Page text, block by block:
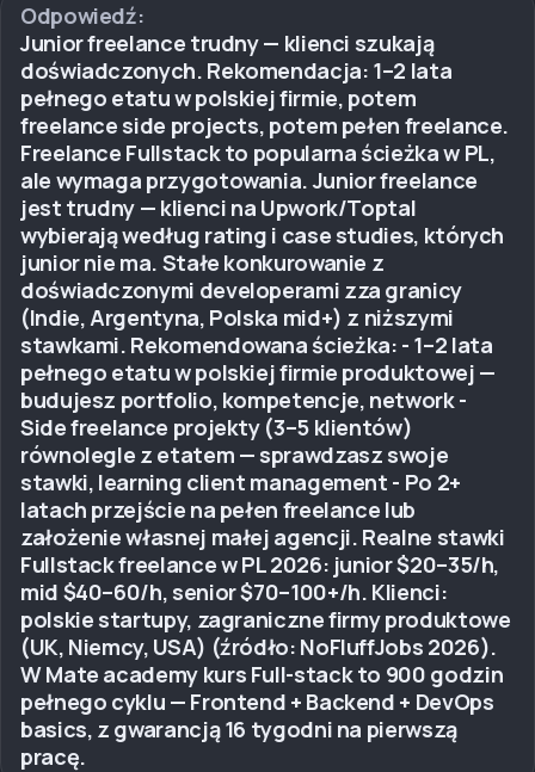
Odpowiedź:
Junior freelance trudny — klienci szukają
doświadczonych. Rekomendacja: 1–2 lata
pełnego etatu w polskiej firmie, potem
freelance side projects, potem pełen freelance.
Freelance Fullstack to popularna ścieżka w PL,
ale wymaga przygotowania. Junior freelance
jest trudny — klienci na Upwork/Toptal
wybierają według rating i case studies, których
junior nie ma. Stałe konkurowanie z
doświadczonymi developerami zza granicy
(Indie, Argentyna, Polska mid+) z niższymi
stawkami. Rekomendowana ścieżka: - 1–2 lata
pełnego etatu w polskiej firmie produktowej —
budujesz portfolio, kompetencje, network -
Side freelance projekty (3–5 klientów)
równolegle z etatem — sprawdzasz swoje
stawki, learning client management - Po 2+
latach przejście na pełen freelance lub
założenie własnej małej agencji. Realne stawki
Fullstack freelance w PL 2026: junior $20–35/h,
mid $40–60/h, senior $70–100+/h. Klienci:
polskie startupy, zagraniczne firmy produktowe
(UK, Niemcy, USA) (źródło: NoFluffJobs 2026).
W Mate academy kurs Full-stack to 900 godzin
pełnego cyklu — Frontend + Backend + DevOps
basics, z gwarancją 16 tygodni na pierwszą
pracę.